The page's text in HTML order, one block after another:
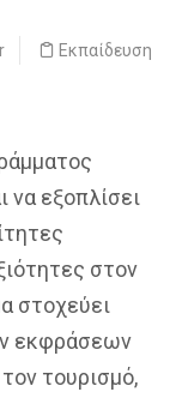
Εκπαίδευση
να εξοπλίσει
στον
στοχεύει
εκφράσεων
τουρισμό,